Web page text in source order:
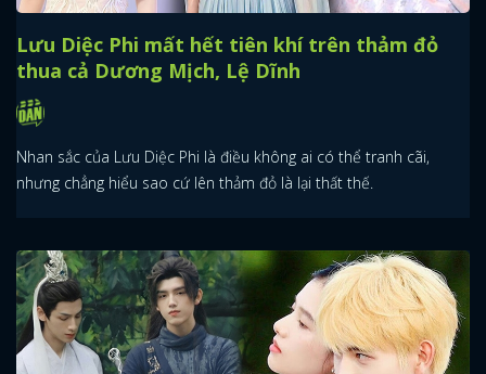
Lưu Diệc Phi mất hết tiên khí trên thảm đỏ
thua cả Dương Mịch, Lệ Dĩnh
Nhan sắc của Lưu Diệc Phi là điều không ai có thể tranh cãi,
nhưng chẳng hiểu sao cứ lên thảm đỏ là lại thất thế.